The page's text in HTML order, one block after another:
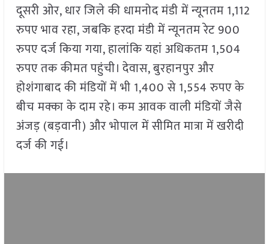
दूसरी ओर, धार जिले की धामनोद मंडी में न्यूनतम 1,112
रुपए भाव रहा, जबकि हरदा मंडी में न्यूनतम रेट 900
रुपए दर्ज किया गया, हालांकि यहां अधिकतम 1,504
रुपए तक कीमत पहुंची। देवास, बुरहानपुर और
होशंगाबाद की मंडियों में भी 1,400 से 1,554 रुपए के
बीच मक्का के दाम रहे। कम आवक वाली मंडियों जैसे
अंजड़ (बड़वानी) और भोपाल में सीमित मात्रा में खरीदी
दर्ज की गई।